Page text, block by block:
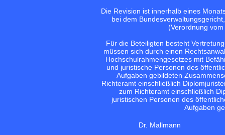
Die Revision ist innerhalb eines
bei dem
(Verordnung
Für die Beteiligten besteht
müssen sich durch einen
Hochschulrahmengesetzes mit
und juristische Personen des
Aufgaben gebildeten
Richteramt einschließlich
zum Richteramt einschließlich
juristischen Personen des
Aufgaben
Dr. Mallmann